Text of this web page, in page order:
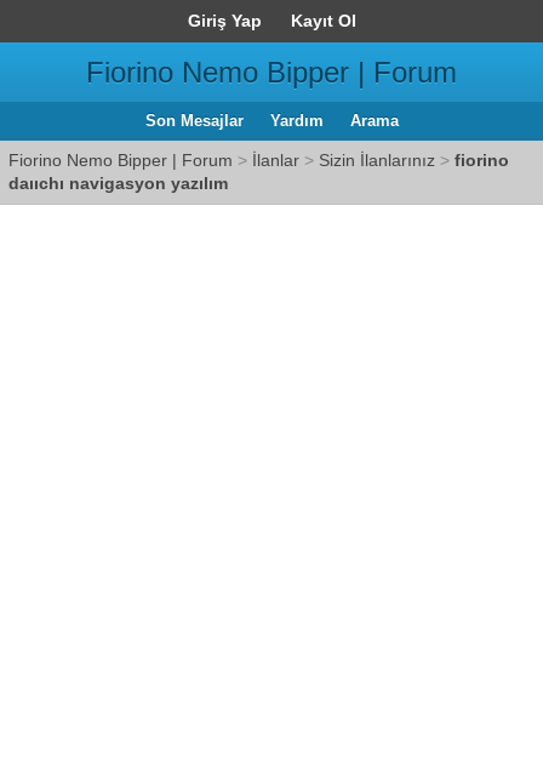
Giriş Yap Kayıt Ol
Fiorino Nemo Bipper | Forum
Son Mesajlar Yardım Arama
Fiorino Nemo Bipper | Forum > İlanlar > Sizin İlanlarınız > fiorino
daııchı navigasyon yazılım